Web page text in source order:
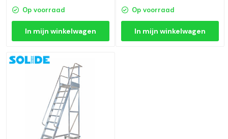
Op voorraad
In mijn winkelwagen
Op voorraad
In mijn winkelwagen